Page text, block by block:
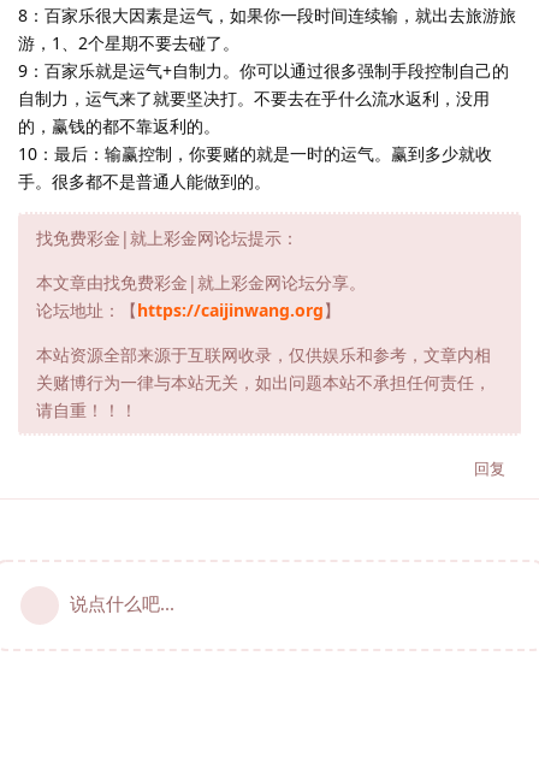
8：百家乐很大因素是运气，如果你一段时间连续输，就出去旅游旅
游，1、2个星期不要去碰了。
9：百家乐就是运气+自制力。你可以通过很多强制手段控制自己的
自制力，运气来了就要坚决打。不要去在乎什么流水返利，没用
的，赢钱的都不靠返利的。
10：最后：输赢控制，你要赌的就是一时的运气。赢到多少就收
手。很多都不是普通人能做到的。
找免费彩金|就上彩金网论坛提示：
本文章由找免费彩金|就上彩金网论坛分享。
论坛地址：【https://caijinwang.org】
本站资源全部来源于互联网收录，仅供娱乐和参考，文章内相
关赌博行为一律与本站无关，如出问题本站不承担任何责任，
请自重！！！
回复
说点什么吧...